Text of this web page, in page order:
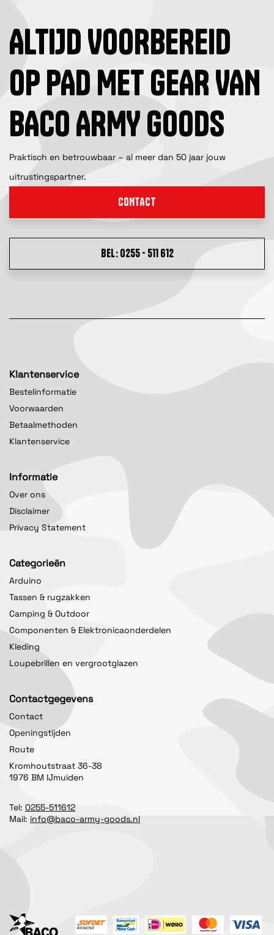
ALTIJD VOORBEREID
OP PAD MET GEAR VAN
BACO ARMY GOODS
Praktisch en betrouwbaar – al meer dan 50 jaar jouw
uitrustingspartner.
CONTACT
BEL: 0255 - 511 612
Klantenservice
Bestelinformatie
Voorwaarden
Betaalmethoden
Klantenservice
Informatie
Over ons
Disclaimer
Privacy Statement
Categorieën
Arduino
Tassen & rugzakken
Camping & Outdoor
Componenten & Elektronicaonderdelen
Kleding
Loupebrillen en vergrootglazen
Contactgegevens
Contact
Openingstijden
Route
Kromhoutstraat 36-38
1976 BM IJmuiden
Tel: 0255-511612
Mail: info@baco-army-goods.nl